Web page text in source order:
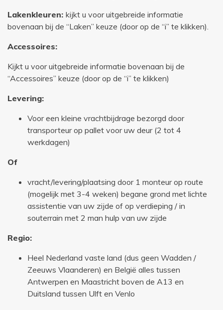
Lakenkleuren: kijkt u voor uitgebreide informatie
bovenaan bij de “Laken” keuze (door op de “i” te klikken).
Accessoires:
Kijkt u voor uitgebreide informatie bovenaan bij de
“Accessoires” keuze (door op de “i” te klikken)
Levering:
Voor een kleine vrachtbijdrage bezorgd door
transporteur op pallet voor uw deur (2 tot 4
werkdagen)
Of
vracht/levering/plaatsing door 1 monteur op route
(mogelijk met 3-4 weken) begane grond met lichte
assistentie van uw zijde of op verdieping / in
souterrain met 2 man hulp van uw zijde
Regio:
Heel Nederland vaste land (dus geen Wadden /
Zeeuws Vlaanderen) en België alles tussen
Antwerpen en Maastricht boven de A13 en
Duitsland tussen Ulft en Venlo